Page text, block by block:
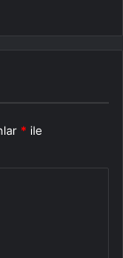
* ile